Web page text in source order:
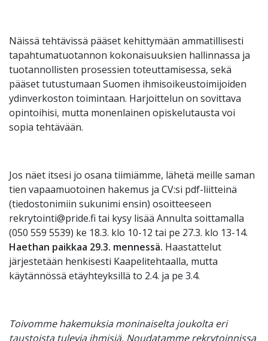
Näissä tehtävissä pääset kehittymään ammatillisesti
tapahtumatuotannon kokonaisuuksien hallinnassa ja
tuotannollisten prosessien toteuttamisessa, sekä
pääset tutustumaan Suomen ihmisoikeustoimijoiden
ydinverkoston toimintaan. Harjoittelun on sovittava
opintoihisi, mutta monenlainen opiskelutausta voi
sopia tehtävään.
Jos näet itsesi jo osana tiimiämme, lähetä meille saman
tien vapaamuotoinen hakemus ja CV:si pdf-liitteinä
(tiedostonimiin sukunimi ensin) osoitteeseen
rekrytointi@pride.fi tai kysy lisää Annulta soittamalla
(050 559 5539) ke 18.3. klo 10-12 tai pe 27.3. klo 13-14.
Haethan paikkaa 29.3. mennessä. Haastattelut
järjestetään henkisesti Kaapelitehtaalla, mutta
käytännössä etäyhteyksillä to 2.4. ja pe 3.4.
Toivomme hakemuksia moninaiselta joukolta eri
taustoista tulevia ihmisiä. Noudatamme rekrytoinnissa